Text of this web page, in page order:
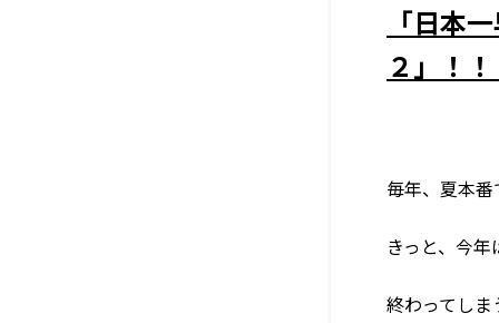
「日本
２」！
毎年、夏本
きっと、今
終わってし